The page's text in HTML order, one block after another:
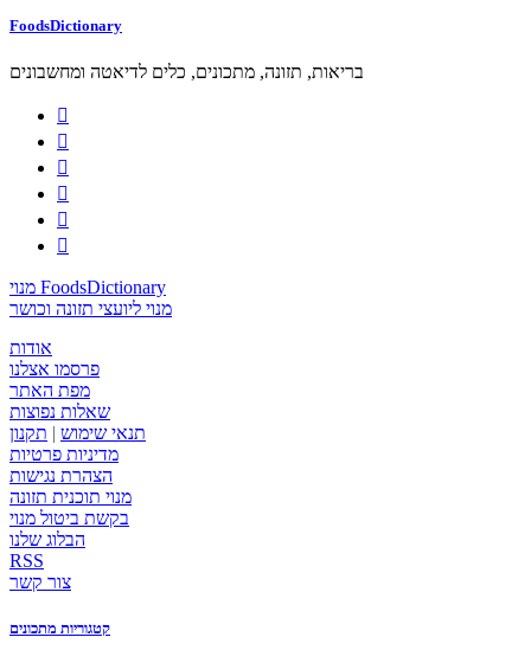
FoodsDictionary
בריאות, תזונה, מתכונים, כלים לדיאטה ומחשבונים






מנוי FoodsDictionary
מנוי ליועצי תזונה וכושר
אודות
פרסמו אצלנו
מפת האתר
שאלות נפוצות
תנאי שימוש | תקנון
מדיניות פרטיות
הצהרת נגישות
מנוי תוכנית תזונה
בקשת ביטול מנוי
הבלוג שלנו
RSS
צור קשר
קטגוריות מתכונים